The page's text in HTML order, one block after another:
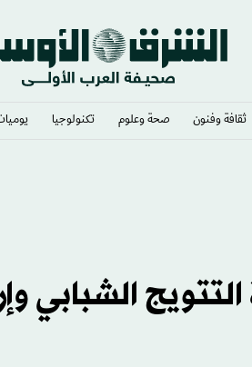
ثقافة وفنون صحة وعلوم تكنولوجيا
نشوة التتويج الشبابي